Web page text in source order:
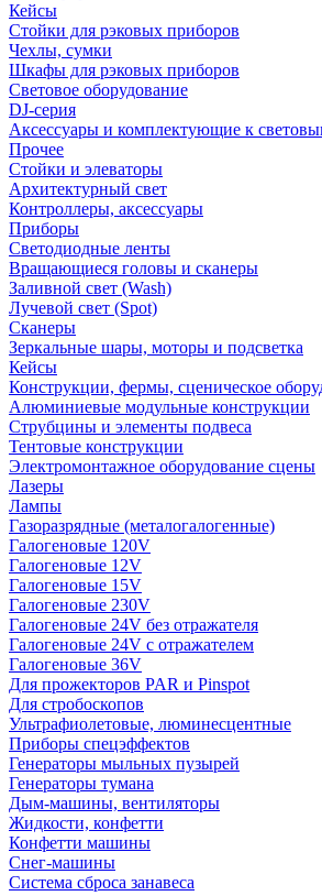
Кейсы
Стойки для рэковых приборов
Чехлы, сумки
Шкафы для рэковых приборов
Световое оборудование
DJ-серия
Аксессуары и комплектующие к
Прочее
Стойки и элеваторы
Архитектурный свет
Контроллеры, аксессуары
Приборы
Светодиодные ленты
Вращающиеся головы и сканеры
Заливной свет (Wash)
Лучевой свет (Spot)
Сканеры
Зеркальные шары, моторы и подсветка
Кейсы
Конструкции, фермы, сценическое
Алюминиевые модульные конструкции
Струбцины и элементы подвеса
Тентовые конструкции
Электромонтажное оборудование сцены
Лазеры
Лампы
Газоразрядные (металогалогенные)
Галогеновые 120V
Галогеновые 12V
Галогеновые 15V
Галогеновые 230V
Галогеновые 24V без отражателя
Галогеновые 24V с отражателем
Галогеновые 36V
Для прожекторов PAR и Pinspot
Для стробоскопов
Ультрафиолетовые, люминесцентные
Приборы спецэффектов
Генераторы мыльных пузырей
Генераторы тумана
Дым-машины, вентиляторы
Жидкости, конфетти
Конфетти машины
Снег-машины
Система сброса занавеса